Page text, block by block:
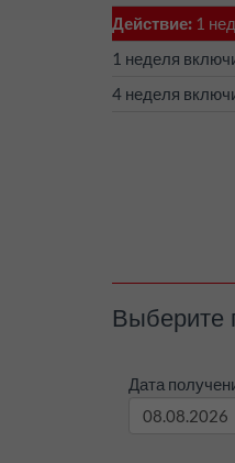
Действие: 1
1 неделя
4 неделя
Выберите
Дата